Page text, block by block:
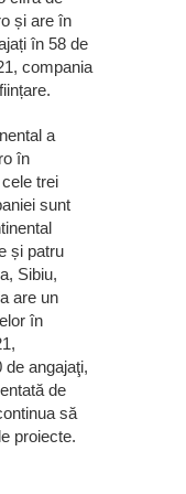
și are în
în 58 de
compania
a
în
trei
sunt
și patru
Sibiu,
are un
în
de angajaţi,
de
să
proiecte.